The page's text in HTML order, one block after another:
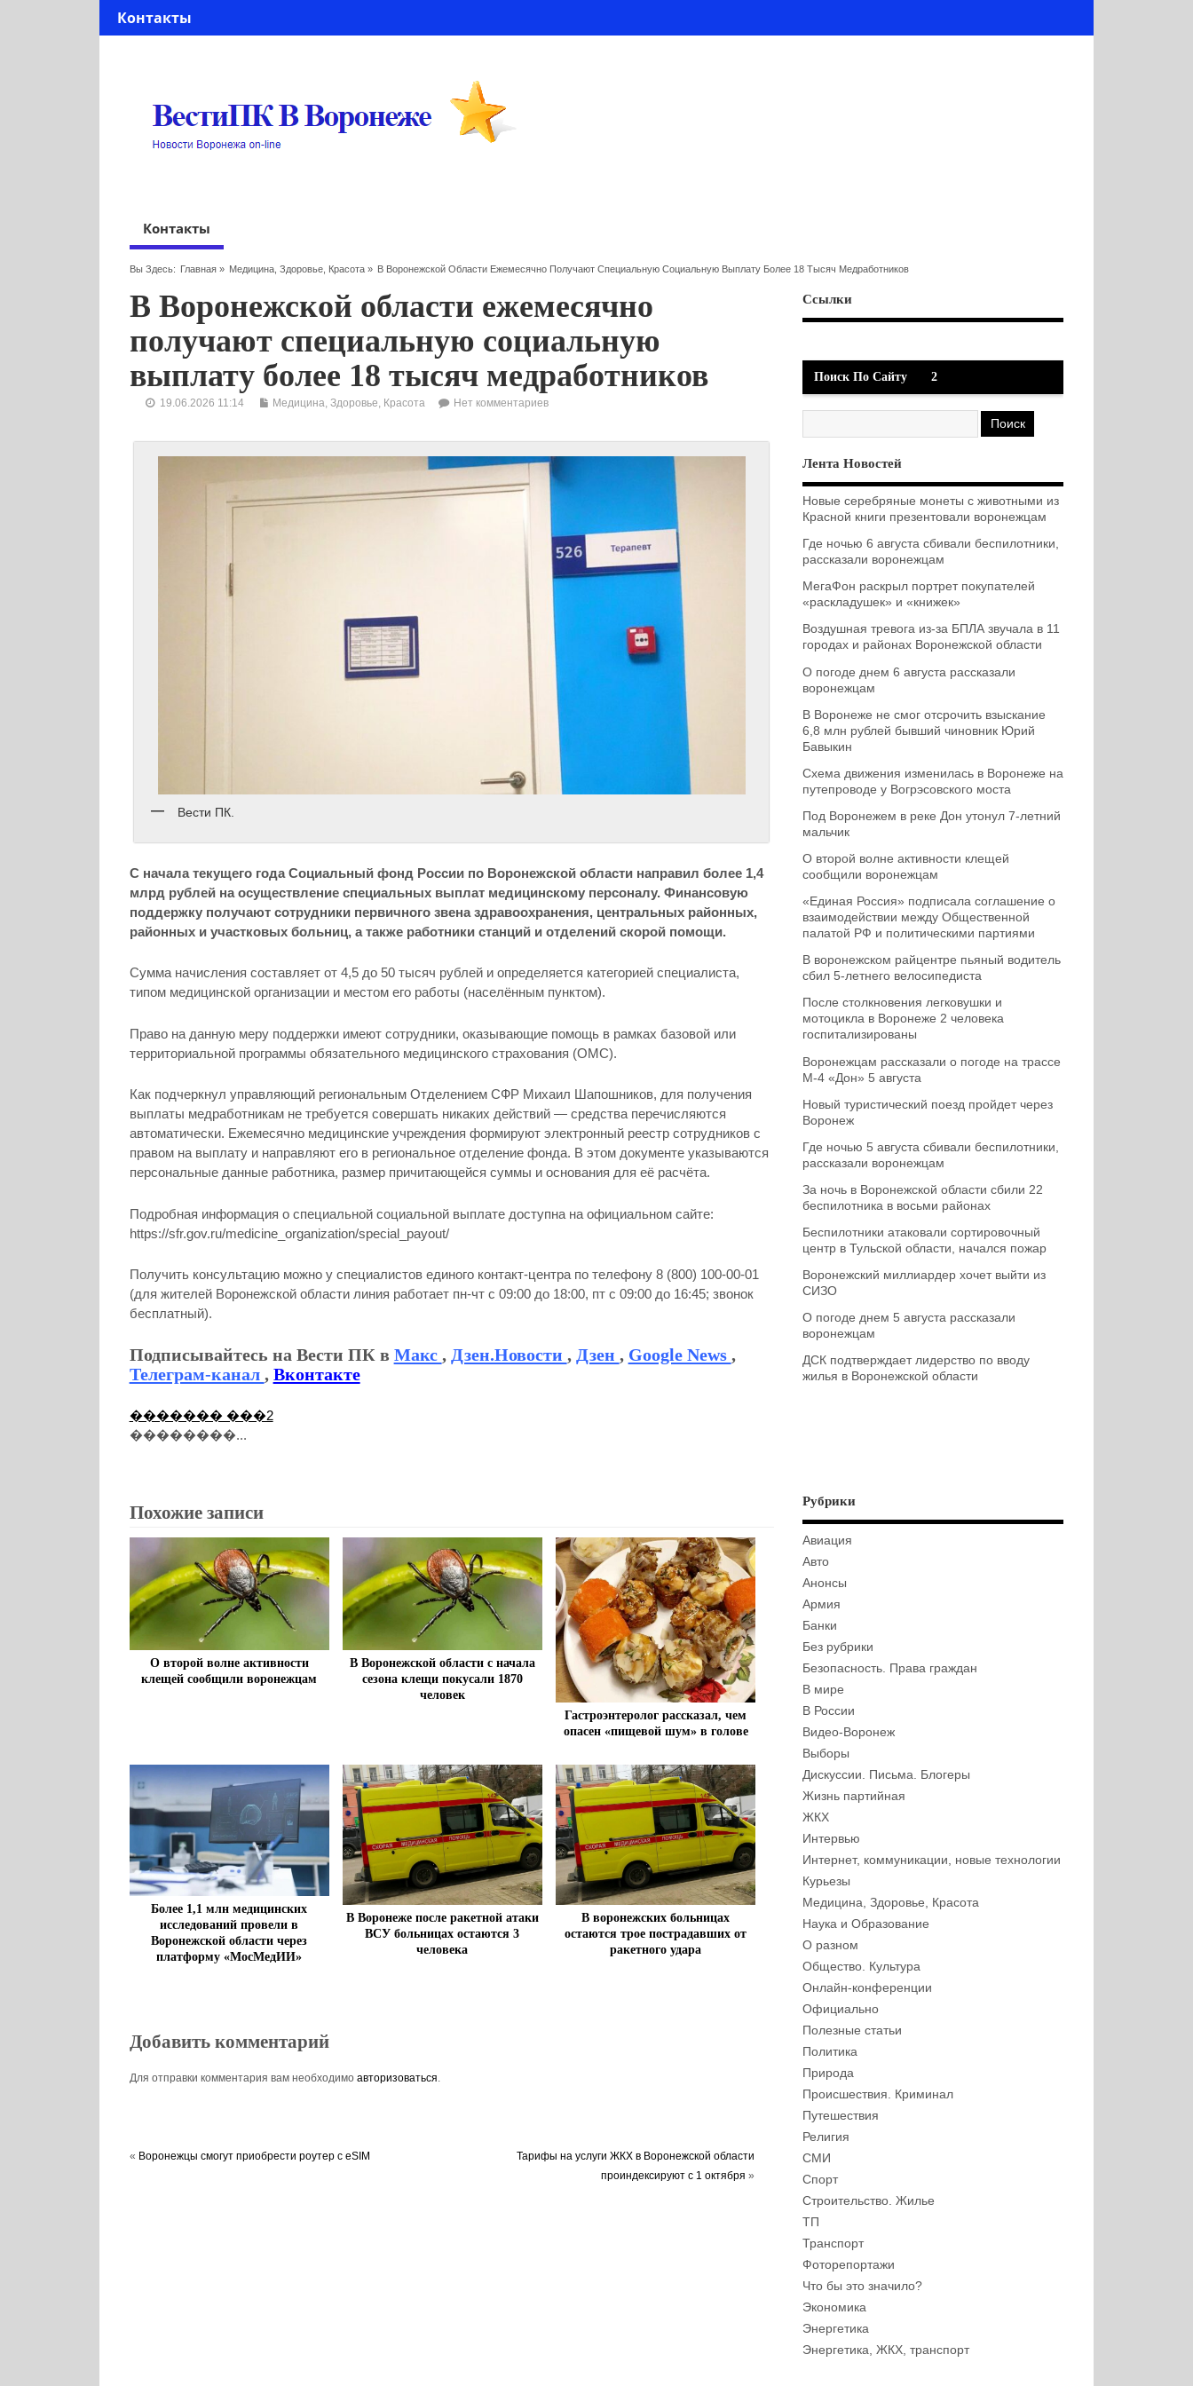
Контакты
Контакты
Вы Здесь: Главная» Медицина, Здоровье, Красота » В Воронежской Области Ежемесячно Получают Специальную Социальную Выплату Более 18 Тысяч Медработников
В Воронежской области ежемесячно
получают специальную социальную
выплату более 18 тысяч медработников
19.06.2026 11:14 Медицина, Здоровье, Красота Нет комментариев
Вести ПК.
С начала текущего года Социальный фонд России по Воронежской области направил более 1,4
млрд рублей на осуществление специальных выплат медицинскому персоналу. Финансовую
поддержку получают сотрудники первичного звена здравоохранения, центральных районных,
районных и участковых больниц, а также работники станций и отделений скорой помощи.
Сумма начисления составляет от 4,5 до 50 тысяч рублей и определяется категорией специалиста,
типом медицинской организации и местом его работы (населённым пунктом).
Право на данную меру поддержки имеют сотрудники, оказывающие помощь в рамках базовой или
территориальной программы обязательного медицинского страхования (ОМС).
Как подчеркнул управляющий региональным Отделением СФР Михаил Шапошников, для получения
выплаты медработникам не требуется совершать никаких действий — средства перечисляются
автоматически. Ежемесячно медицинские учреждения формируют электронный реестр сотрудников с
правом на выплату и направляют его в региональное отделение фонда. В этом документе указываются
персональные данные работника, размер причитающейся суммы и основания для её расчёта.
Подробная информация о специальной социальной выплате доступна на официальном сайте:
https://sfr.gov.ru/medicine_organization/special_payout/
Получить консультацию можно у специалистов единого контакт-центра по телефону 8 (800) 100-00-01
(для жителей Воронежской области линия работает пн-чт с 09:00 до 18:00, пт с 09:00 до 16:45; звонок
бесплатный).
Подписывайтесь на Вести ПК в Макс , Дзен.Новости , Дзен , Google News ,
Телеграм-канал , Вконтакте
������� ���2
��������...
Похожие записи
О второй волне активности
клещей сообщили воронежцам
В Воронежской области с начала
сезона клещи покусали 1870
человек
Гастроэнтеролог рассказал, чем
опасен «пищевой шум» в голове
Более 1,1 млн медицинских
исследований провели в
Воронежской области через
платформу «МосМедИИ»
В Воронеже после ракетной атаки
ВСУ больницах остаются 3
человека
В воронежских больницах
остаются трое пострадавших от
ракетного удара
Добавить комментарий
Для отправки комментария вам необходимо авторизоваться.
« Воронежцы смогут приобрести роутер с eSIM
Тарифы на услуги ЖКХ в Воронежской области
проиндексируют с 1 октября »
Ссылки
Поиск По Сайту 2
Лента Новостей
Новые серебряные монеты с животными из
Красной книги презентовали воронежцам
Где ночью 6 августа сбивали беспилотники,
рассказали воронежцам
МегаФон раскрыл портрет покупателей
«раскладушек» и «книжек»
Воздушная тревога из-за БПЛА звучала в 11
городах и районах Воронежской области
О погоде днем 6 августа рассказали
воронежцам
В Воронеже не смог отсрочить взыскание
6,8 млн рублей бывший чиновник Юрий
Бавыкин
Схема движения изменилась в Воронеже на
путепроводе у Вогрэсовского моста
Под Воронежем в реке Дон утонул 7-летний
мальчик
О второй волне активности клещей
сообщили воронежцам
«Единая Россия» подписала соглашение о
взаимодействии между Общественной
палатой РФ и политическими партиями
В воронежском райцентре пьяный водитель
сбил 5-летнего велосипедиста
После столкновения легковушки и
мотоцикла в Воронеже 2 человека
госпитализированы
Воронежцам рассказали о погоде на трассе
М-4 «Дон» 5 августа
Новый туристический поезд пройдет через
Воронеж
Где ночью 5 августа сбивали беспилотники,
рассказали воронежцам
За ночь в Воронежской области сбили 22
беспилотника в восьми районах
Беспилотники атаковали сортировочный
центр в Тульской области, начался пожар
Воронежский миллиардер хочет выйти из
СИЗО
О погоде днем 5 августа рассказали
воронежцам
ДСК подтверждает лидерство по вводу
жилья в Воронежской области
Рубрики
Авиация
Авто
Анонсы
Армия
Банки
Без рубрики
Безопасность. Права граждан
В мире
В России
Видео-Воронеж
Выборы
Дискуссии. Письма. Блогеры
Жизнь партийная
ЖКХ
Интервью
Интернет, коммуникации, новые технологии
Курьезы
Медицина, Здоровье, Красота
Наука и Образование
О разном
Общество. Культура
Онлайн-конференции
Официально
Полезные статьи
Политика
Природа
Происшествия. Криминал
Путешествия
Религия
СМИ
Спорт
Строительство. Жилье
ТП
Транспорт
Фоторепортажи
Что бы это значило?
Экономика
Энергетика
Энергетика, ЖКХ, транспорт